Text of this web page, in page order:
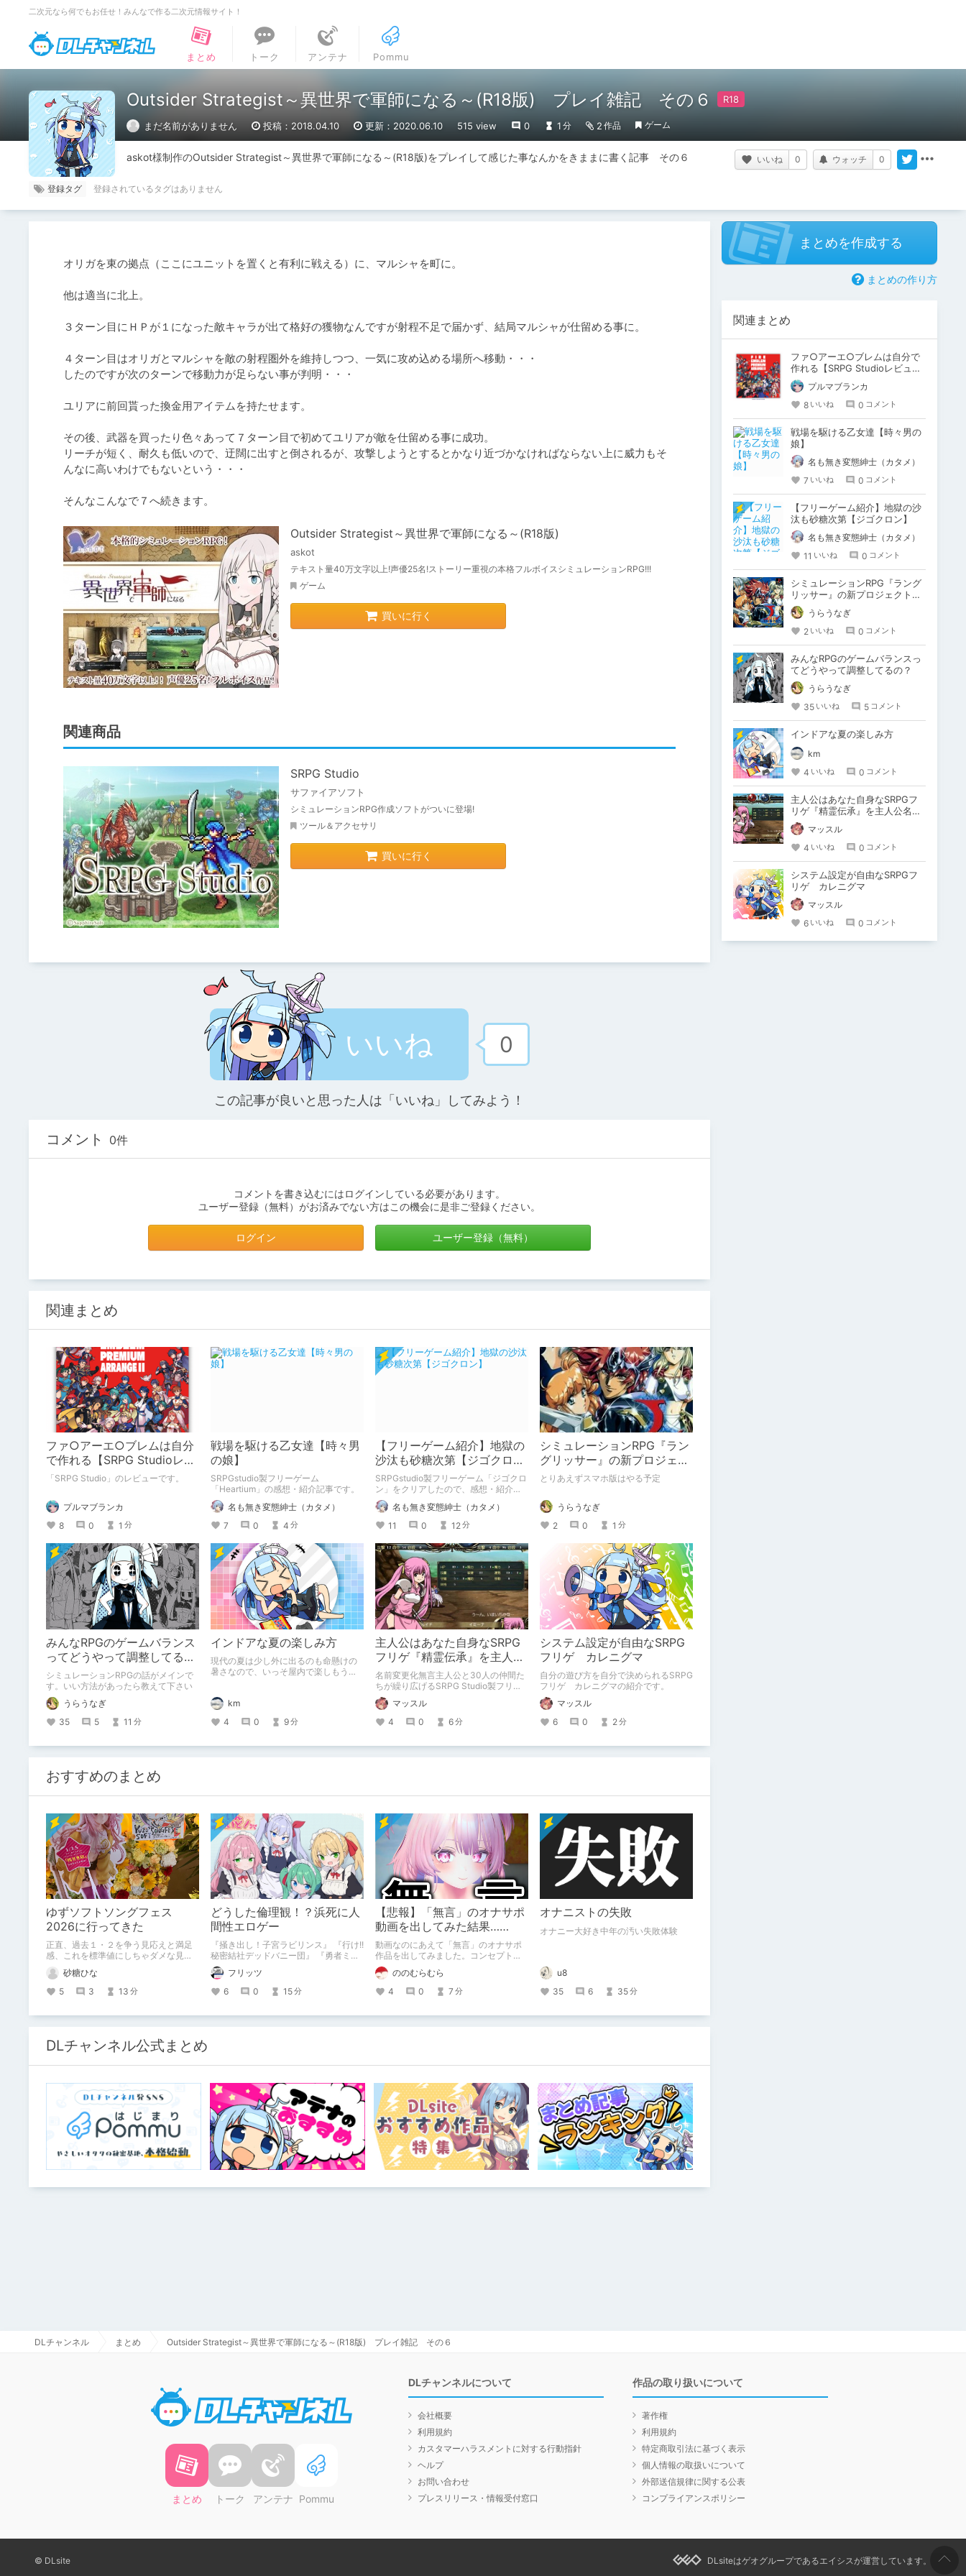
二次元なら何でもお任せ！みんなで作る二次元情報サイト！
DLチャンネル
まとめ
トーク アンテナ Pommu
Outsider Strategist～異世界で軍師になる～(R18版) プレイ雑記 その６
まだ名前がありません 投稿：2018.04.10 更新：2020.06.10 515 view 0 1 分 2 作品 ゲーム
askot様制作のOutsider Strategist～異世界で軍師になる～(R18版)をプレイして感じた事なんかをきままに書く記事　その６ いいね 0 ウォッチ 0
登録タグ
オリガを東の拠点（ここにユニットを置くと有利に戦える）に、マルシャを町に。
他は適当に北上。
３ターン目にＨＰが１になった敵キャラが出て格好の獲物なんですが射程不足で届かず、結局マルシャが仕留める事に。
４ターン目はオリガとマルシャを敵の射程圏外を維持しつつ、一気に攻め込める場所へ移動・・・
したのですが次のターンで移動力が足らない事が判明・・・
ユリアに前回貰った換金用アイテムを持たせます。
その後、武器を買ったり色々あって７ターン目で初めてユリアが敵を仕留める事に成功。
リーチが短く、耐久も低いので、迂闊に出すと倒されるが、攻撃しようとするとかなり近づかなければならない上に威力もそ
んなに高いわけでもないという・・・
そんなこんなで７へ続きます。
Outsider Strategist～異世界で軍師になる～(R18版)
askot
テキスト量40万文字以上!声優25名!ストーリー重視の本格フルボイスシミュレーションRPG!!!
ゲーム
買いに行く
関連商品
SRPG Studio
サファイアソフト
シミュレーションRPG作成ソフトがついに登場!
ツール＆アクセサリ
買いに行く
いいね 0
この記事が良いと思った人は「いいね」してみよう！
コメント 0件
コメントを書き込むにはログインしている必要があります。
ユーザー登録（無料）がお済みでない方はこの機会に是非ご登録ください。
ログイン ユーザー登録（無料）
関連まとめ
ファ○アーエ○ブレムは自分
で作れる【SRPG Studioレビ
ュー】
「SRPG Studio」のレビューです。
プルマブランカ
8
0 1 分
戦場を駆ける乙女達【時々男
の娘】
SRPGstudio製フリーゲーム
「Heartium」の感想・紹介記事です。
名も無き変態紳士（カタメ）
7
0 4 分
【フリーゲーム紹介】地獄の
沙汰も砂糖次第【ジゴクロ
ン】
SRPGstudio製フリーゲーム「ジゴクロ
ン」をクリアしたので、感想・紹介記
事を書かせて頂きました。 無料で遊べ
ますので、興味を持った方は遊んでみ
てください。
名も無き変態紳士（カタメ）
11
0 12分
シミュレーションRPG『ラン
グリッサー』の新プロジェク
トをやるらしい
とりあえずスマホ版はやる予定
うらうなぎ
2
0 1 分
みんなRPGのゲームバランス
ってどうやって調整してる
の？
シミュレーションRPGの話がメインで
す。いい方法があったら教えて下さい
うらうなぎ
35
5 11 分
インドアな夏の楽しみ方
現代の夏は少し外に出るのも命懸けの
暑さなので、いっそ屋内で楽しもうと
km
4
0 9分
主人公はあなた自身なSRPG
フリゲ『精霊伝承』を主人公
名マッスルに聞いた
名前変更化無言主人公と30人の仲間た
ちが繰り広げるSRPG Studio製フリゲ
精霊伝承の紹介です。
マッスル
4
0 6分
システム設定が自由なSRPG
フリゲ カレニグマ
自分の遊び方を自分で決められるSRPG
フリゲ カレニグマの紹介です。
マッスル
6
0 2分
おすすめのまとめ
ゆずソフトソングフェス
2026に行ってきた
正直、過去１・２を争う見応えと満足
感、これを標準値にしちゃダメな見本
砂糖ひな
5
3 13 分
どうした倫理観！？浜死に人
間性エロゲー
『掻き出し！子宮ラビリンス』 『行け!!
秘密結社デッドバニー団』 『勇者ミア
とツンツン猫サキュバス ~それでも勇
者はコロせない!~』 『めいどいんめい
ど！』 本記事はねくすとテーマ「人に
薦めづらいけど好きな作品」”ではな
フリッツ
6
0 15分
【悲報】「無言」のオナサポ
動画を出してみた結果……
動画なのにあえて「無言」のオナサポ
作品を出してみました。コンセプト通
りのものは作れたのですが、肝心の売
上がね……
ののむらむら
4
0 7 分
オナニストの失敗
オナニー大好き中年の汚い失敗体験
u8
35
6 35分
DLチャンネル公式まとめ
まとめを作成する
まとめの作り方
関連まとめ
ファ○アーエ○ブレムは自分で
作れる【SRPG Studioレビュ
ー】
プルマブランカ
8 いいね 0 コメント
戦場を駆ける乙女達【時々男の
娘】
名も無き変態紳士（カタメ）
7 いいね 0 コメント
【フリーゲーム紹介】地獄の沙
汰も砂糖次第【ジゴクロン】
名も無き変態紳士（カタメ）
11 いいね 0 コメント
シミュレーションRPG『ラング
リッサー』の新プロジェクトを
やるらしい
うらうなぎ
2 いいね 0 コメント
みんなRPGのゲームバランスっ
てどうやって調整してるの？
うらうなぎ
35 いいね 5 コメント
インドアな夏の楽しみ方
km
4 いいね 0 コメント
主人公はあなた自身なSRPGフ
リゲ『精霊伝承』を主人公名マ
ッスルに聞いた
マッスル
4 いいね 0 コメント
システム設定が自由なSRPGフ
リゲ カレニグマ
マッスル
6 いいね 0 コメント
DLチャンネル まとめ Outsider Strategist～異世界で軍師になる～(R18版) プレイ雑記 その６
DLチャンネル
まとめ トーク アンテナ Pommu
DLチャンネルについて
会社概要
利用規約
カスタマーハラスメントに対する行動指針
ヘルプ
お問い合わせ
プレスリリース・情報受付窓口
作品の取り扱いについて
著作権
利用規約
特定商取引法に基づく表示
個人情報の取扱いについて
外部送信規律に関する公表
コンプライアンスポリシー
© DLsite DLsiteはゲオグループであるエイシスが運営しています。